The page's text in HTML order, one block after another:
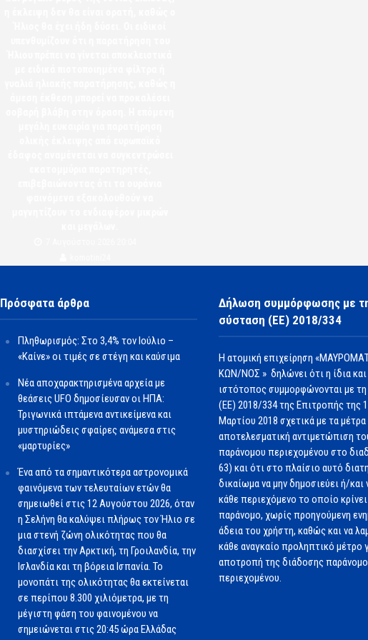
Πρόσφατα άρθρα
Πληθωρισμός: Στο 3,4% τον Ιούλιο –
«Καίνε» οι τιμές σε στέγη και καύσιμα
Νέα αποχαρακτηρισμένα αρχεία με
θεάσεις UFO δημοσίευσαν οι ΗΠΑ:
Τριγωνικά ιπτάμενα αντικείμενα και
μυστηριώδεις σφαίρες ανάμεσα στις
«μαρτυρίες»
Ένα από τα σημαντικότερα αστρονομικά
φαινόμενα των τελευταίων ετών θα
σημειωθεί στις 12 Αυγούστου 2026, όταν
η Σελήνη θα καλύψει πλήρως τον Ήλιο σε
μια στενή ζώνη ολικότητας που θα
διασχίσει την Αρκτική, τη Γροιλανδία, την
Ισλανδία και τη βόρεια Ισπανία. Το
μονοπάτι της ολικότητας θα εκτείνεται
σε περίπου 8.300 χιλιόμετρα, με τη
μέγιστη φάση του φαινομένου να
σημειώνεται στις 20:45 ώρα Ελλάδας
Δήλωση συμμόρφωσης με
σύσταση (ΕΕ) 2018/334
Η ατομική επιχείρηση
ΚΩΝ/ΝΟΣ » δηλώνει ότι η ίδια
ιστότοπος συμμορφώνονται με
(ΕΕ) 2018/334 της Επιτροπής της
Μαρτίου 2018 σχετικά με τα μέτρα
αποτελεσματική αντιμετώπιση
παράνομου περιεχομένου στο
63) και ότι στο πλαίσιο αυτό
δικαίωμα να μην δημοσιεύει ή/και
κάθε περιεχόμενο το οποίο κρίνει
παράνομο, χωρίς προηγούμενη
άδεια του χρήστη, καθώς και να
κάθε αναγκαίο προληπτικό μέτρο
αποτροπή της διάδοσης
περιεχομένου.